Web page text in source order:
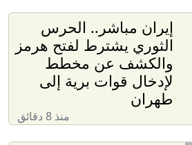
إيران مباشر.. الحرس
الثوري يشترط لفتح هرمز
والكشف عن مخطط
لإدخال قوات برية إلى
طهران
منذ 8 دقائق